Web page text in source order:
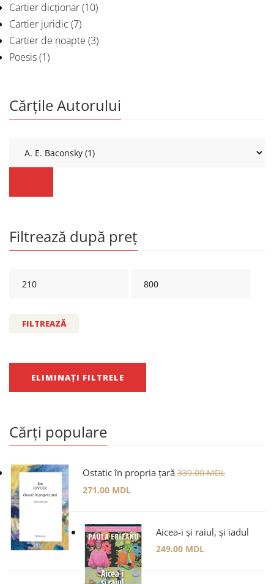
Cartier dicționar(10)
Cartier juridic (7)
Cartier de noapte (3)
Poesis(1)
Cărțile Autorului
Filtrează după preț
FILTREAZĂ
ELIMINAȚI FILTRELE
Cărți populare
Ostatic în propria țară 339.00MDL
271.00 MDL
Aicea-i și raiul, și iadul
249.00 MDL